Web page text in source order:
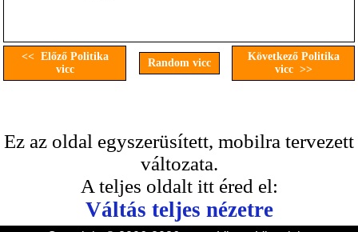
<< Előző Politika
vicc
Random vicc
Következő Politika
vicc >>
Ez az oldal egyszerüsített, mobilra tervezett
változata.
A teljes oldalt itt éred el:
Váltás teljes nézetre